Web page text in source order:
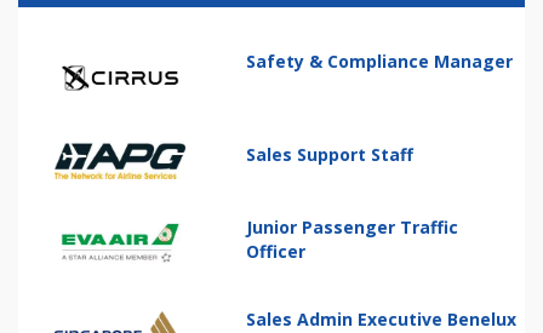
Safety & Compliance Manager
Sales Support Staff
Junior Passenger Traffic
Officer
Sales Admin Executive Benelux